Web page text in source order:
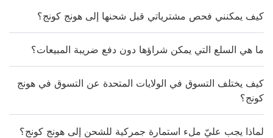
كيف يمكنني فحص مشترياتي قبل شحنها إلى هونج كونج؟
ما هي السلع التي يمكن شراؤها دون دفع ضريبة المبيعات؟
كيف يختلف التسوق في الولايات المتحدة عن التسوق في هونج
كونج؟
لماذا يجب عليّ ملء استمارة جمركية للشحن إلى هونج كونج؟